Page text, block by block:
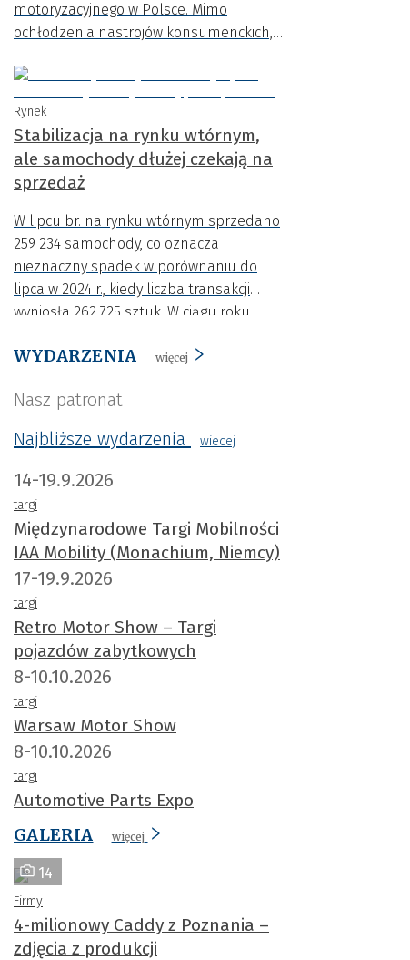
motoryzacyjnego w Polsce. Mimo
ochłodzenia nastrojów konsumenckich,
poziom w tym roku.
Rynek
Stabilizacja na rynku wtórnym,
ale samochody dłużej czekają na
sprzedaż
W lipcu br. na rynku wtórnym sprzedano
259 234 samochody, co oznacza
nieznaczny spadek w porównaniu do
lipca w 2024 r., kiedy liczba transakcji
wyniosła 262 725 sztuk. W ciągu roku
000 zł.
WYDARZENIA więcej
Nasz patronat
Najbliższe wydarzenia
wiecej
14-19.9.2026
targi
Międzynarodowe Targi Mobilności
IAA Mobility (Monachium, Niemcy)
17-19.9.2026
targi
Retro Motor Show – Targi
pojazdów zabytkowych
8-10.10.2026
targi
Warsaw Motor Show
8-10.10.2026
targi
Automotive Parts Expo
GALERIA
więcej
14
Firmy
4-milionowy Caddy z Poznania –
zdjęcia z produkcji